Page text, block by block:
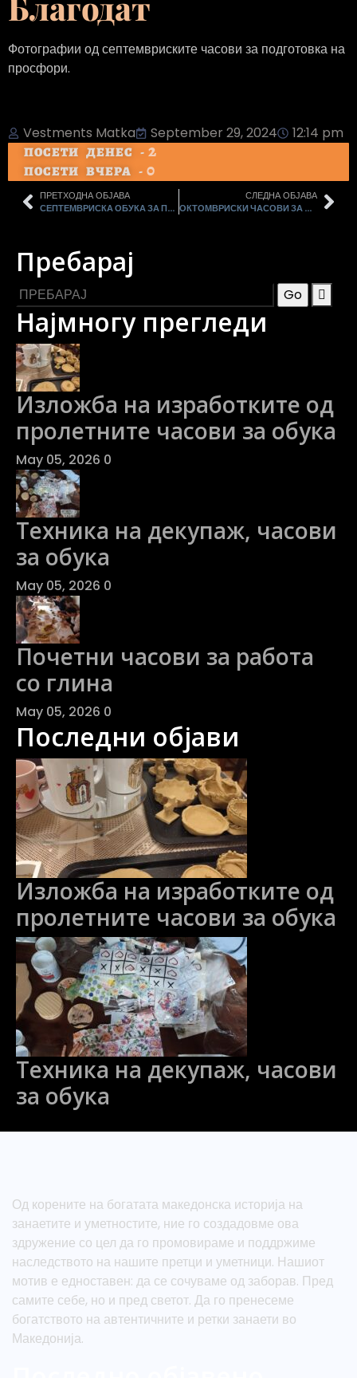
Фотографии од септемвриските часови за подготовка на
просфори.
Vestments Matka September 29, 2024 12:14 pm
ПОСЕТИ ДЕНЕС - 2
ПОСЕТИ ВЧЕРА - 0
ПРЕТХОДНА ОБЈАВА
СЕПТЕМВРИСКА ОБУКА ЗА ПЛЕТЕЊЕ БРОЈАНИЦИ
СЛЕДНА ОБЈАВА
ОКТОМВРИСКИ ЧАСОВИ ЗА ОБУКА – ДОПОЛНУВАЊЕ ТЕРМИНИ
Пребарај
Најмногу прегледи
Изложба на изработките од
пролетните часови за обука
May 05, 2026 0
Техника на декупаж, часови
за обука
May 05, 2026 0
Почетни часови за работа
со глина
May 05, 2026 0
Последни објави
Изложба на изработките од
пролетните часови за обука
Техника на декупаж, часови
за обука
Од корените на богатата македонска историја на
занаетите и уметностите, ние го создадовме ова
здружение со цел да го промовираме и поддржиме
наследството на нашите претци и уметници. Нашиот
мотив е едноставен: да се сочуваме од заборав. Пред
самите себе, но и пред светот. Да го пренесеме
богатството на автентичните и ретки занаети во
Македонија.